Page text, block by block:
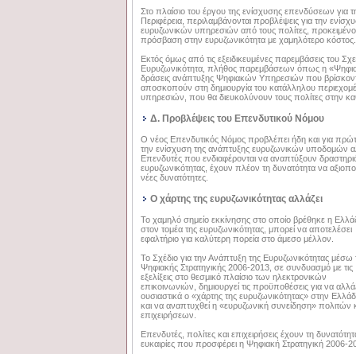
Στο πλαίσιο του έργου της ενίσχυσης επενδύσεων για
Περιφέρεια, περιλαμβάνονται προβλέψεις για την
ευρυζωνικών υπηρεσιών από τους πολίτες,
πρόσβαση στην ευρυζωνικότητα με χαμηλότερο κόστος.
Εκτός όμως από τις εξειδικευμένες παρεμβάσεις του
Ευρυζωνικότητα, πλήθος παρεμβάσεων όπως η
δράσεις ανάπτυξης Ψηφιακών Υπηρεσιών που
αποσκοπούν στη δημιουργία του κατάλληλου
υπηρεσιών, που θα διευκολύνουν τους πολίτες στην
Δ. Προβλέψεις του Επενδυτικού Νόμου
Ο νέος Επενδυτικός Νόμος προβλέπει ήδη και για πρώτη
την ενίσχυση της ανάπτυξης ευρυζωνικών υποδομών
Επενδυτές που ενδιαφέρονται να αναπτύξουν
ευρυζωνικότητας, έχουν πλέον τη δυνατότητα να
νέες δυνατότητες.
Ο χάρτης της ευρυζωνικότητας αλλάζει
Το χαμηλό σημείο εκκίνησης στο οποίο βρέθηκε η
στον τομέα της ευρυζωνικότητας, μπορεί να αποτελέσει
εφαλτήριο για καλύτερη πορεία στο άμεσο μέλλον.
Το Σχέδιο για την Ανάπτυξη της Ευρυζωνικότητας μέσω
Ψηφιακής Στρατηγικής 2006-2013, σε συνδυασμό με τις
εξελίξεις στο θεσμικό πλαίσιο των ηλεκτρονικών
επικοινωνιών, δημιουργεί τις προϋποθέσεις για να
ουσιαστικά ο «χάρτης της ευρυζωνικότητας» στην
και να αναπτυχθεί η «ευρυζωνική συνείδηση» πολιτών
επιχειρήσεων.
Επενδυτές, πολίτες και επιχειρήσεις έχουν τη
ευκαιρίες που προσφέρει η Ψηφιακή Στρατηγική 2006-